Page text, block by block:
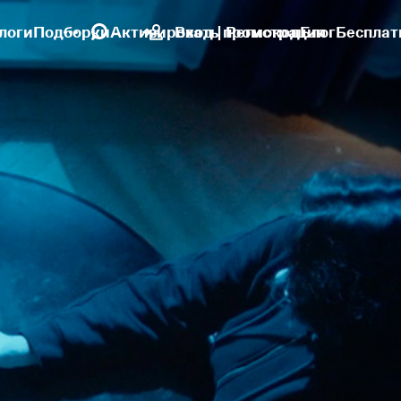
ПодборкиАктивировать промокодБлог
Вход | Регистрация